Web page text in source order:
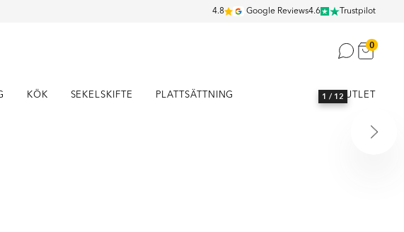
4.8 Google Reviews4.6 Trustpilot
0
KÖK SEKELSKIFTE PLATTSÄTTNING OUTLET
1 / 12